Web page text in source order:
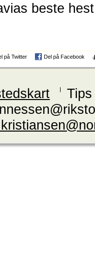
beste
på Twitter Del på Facebook